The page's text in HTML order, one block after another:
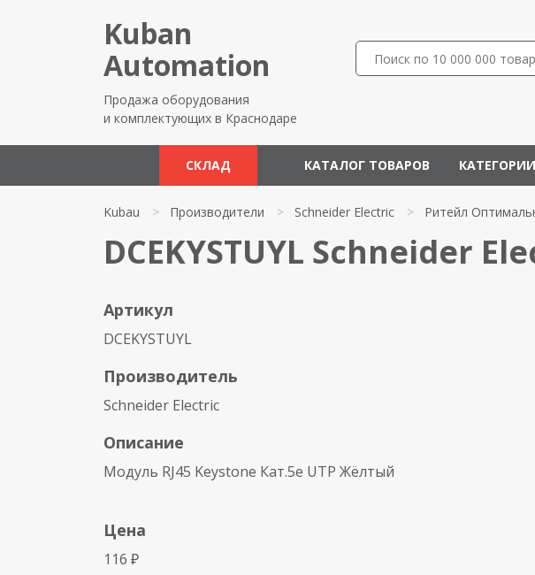
Kuban
Automation
Продажа оборудования
и комплектующих в Краснодаре
СКЛАД КАТАЛОГ ТОВАРОВ КАТЕГОРИИ
Kubau > Производители > Schneider Electric > Ритейл
DCEKYSTUYL Schneider
Артикул
DCEKYSTUYL
Производитель
Schneider Electric
Описание
Модуль RJ45 Keystone Кат.5е UTP Жёлтый
Цена
116 ₽